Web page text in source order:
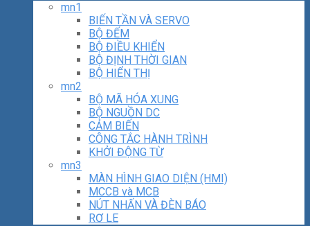
mn1
BIẾN TẦN VÀ SERVO
BỘ ĐẾM
BỘ ĐIỀU KHIỂN
BỘ ĐỊNH THỜI GIAN
BỘ HIỂN THỊ
mn2
BỘ MÃ HÓA XUNG
BỘ NGUỒN DC
CẢM BIẾN
CÔNG TẮC HÀNH TRÌNH
KHỞI ĐỘNG TỪ
mn3
MÀN HÌNH GIAO DIỆN (HMI)
MCCB và MCB
NÚT NHẤN VÀ ĐÈN BÁO
RƠ LE